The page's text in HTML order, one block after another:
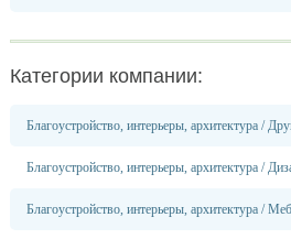
Категории компании:
Благоустройство, интерьеры, архитектура /
Благоустройство, интерьеры, архитектура /
Благоустройство, интерьеры, архитектура /